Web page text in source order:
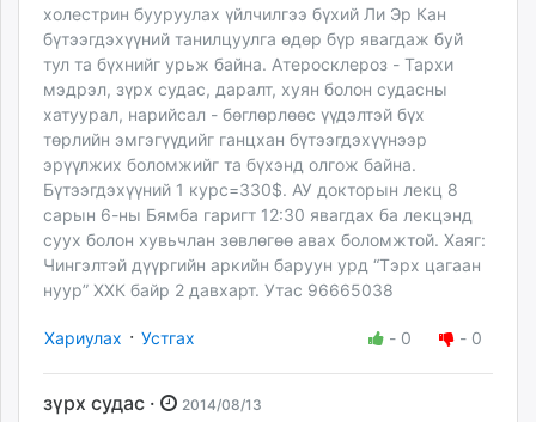
холестрин бууруулах үйлчилгээ бүхий Ли Эр Кан
бүтээгдэхүүний танилцуулга өдөр бүр явагдаж буй
тул та бүхнийг урьж байна. Атеросклероз - Тархи
мэдрэл, зүрх судас, даралт, хуян болон судасны
хатуурал, нарийсал - бөглөрлөөс үүдэлтэй бүх
төрлийн эмгэгүүдийг ганцхан бүтээгдэхүүнээр
эрүүлжих боломжийг та бүхэнд олгож байна.
Бүтээгдэхүүний 1 курс=330$. АУ докторын лекц 8
сарын 6-ны Бямба гаригт 12:30 явагдах ба лекцэнд
суух болон хувьчлан зөвлөгөө авах боломжтой. Хаяг:
Чингэлтэй дүүргийн аркийн баруун урд “Тэрх цагаан
нуур” ХХК байр 2 давхарт. Утас 96665038
Хариулах · Устгах - 0 - 0
зүрх судас · 2014/08/13